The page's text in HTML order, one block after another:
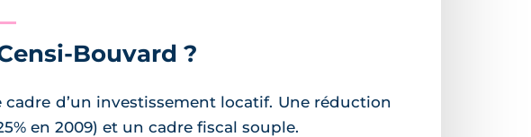
Bouvard ?
d’un investissement locatif. Une réduction
en 2009) et un cadre fiscal souple.